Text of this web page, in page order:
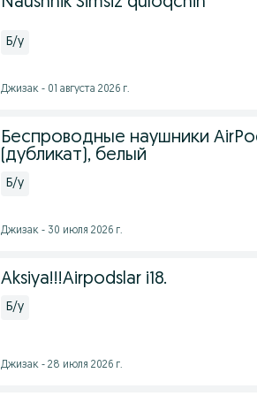
Б/у
Джизак - 01 августа 2026 г.
Беспроводные наушники
(дубликат), белый
Б/у
Джизак - 30 июля 2026 г.
Aksiya!!!Airpodslar i18.
Б/у
Джизак - 28 июля 2026 г.